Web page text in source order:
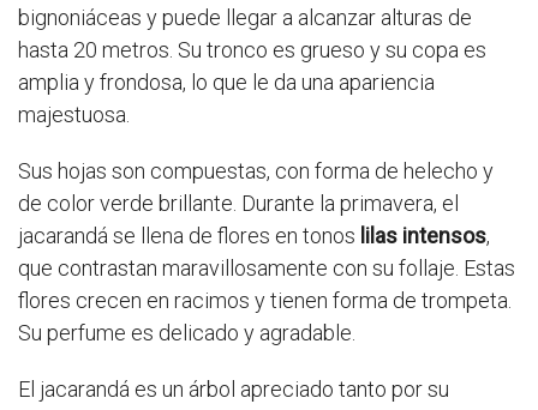
bignoniáceas y puede llegar a alcanzar alturas de
hasta 20 metros. Su tronco es grueso y su copa es
amplia y frondosa, lo que le da una apariencia
majestuosa.
Sus hojas son compuestas, con forma de helecho y
de color verde brillante. Durante la primavera, el
jacarandá se llena de flores en tonos lilas intensos,
que contrastan maravillosamente con su follaje. Estas
flores crecen en racimos y tienen forma de trompeta.
Su perfume es delicado y agradable.
El jacarandá es un árbol apreciado tanto por su